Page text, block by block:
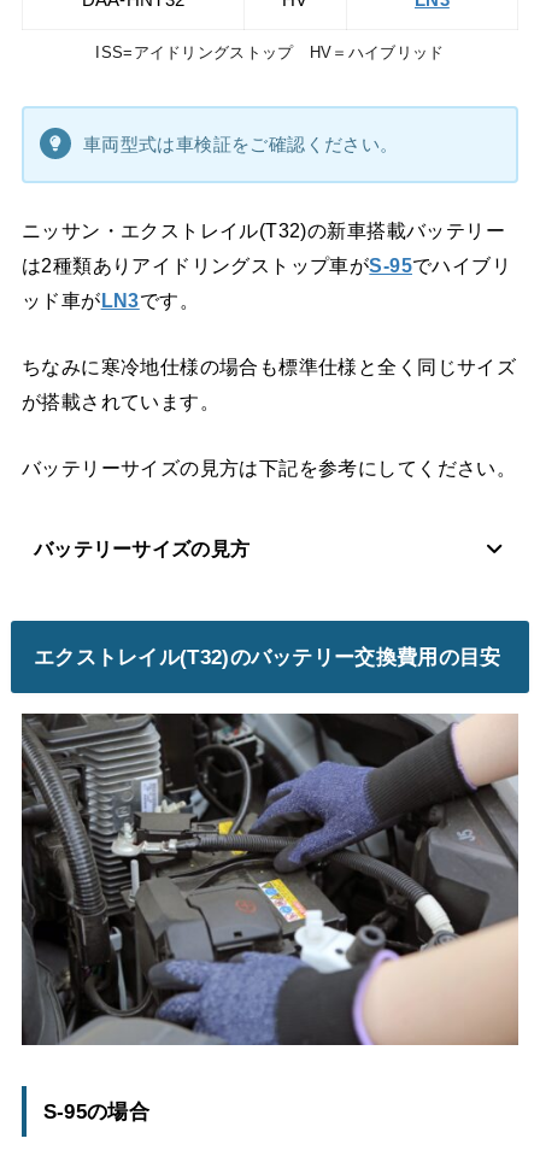
ISS=アイドリングストップ HV＝ハイブリッド
車両型式は車検証をご確認ください。
ニッサン・エクストレイル(T32)の新車搭載バッテリー
は2種類ありアイドリングストップ車がS-95でハイブリ
ッド車がLN3です。
ちなみに寒冷地仕様の場合も標準仕様と全く同じサイズ
が搭載されています。
バッテリーサイズの見方は下記を参考にしてください。
バッテリーサイズの見方
エクストレイル(T32)のバッテリー交換費用の目安
S-95の場合